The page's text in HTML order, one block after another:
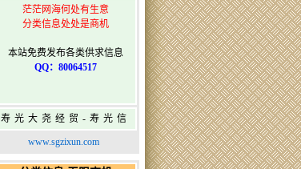
茫茫网海何处有生意
分类信息处处是商机
本站免费发布各类供求信息
QQ：80064517
寿光大尧经贸-寿光信
息网-免费信息发布网-
www.sgzixun.com